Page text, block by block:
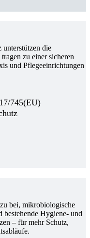
unterstützen die
zu einer sicheren
und Pflegeeinrichtungen
745(EU)
bei, mikrobiologische
Hygiene- und
– für mehr Schutz,